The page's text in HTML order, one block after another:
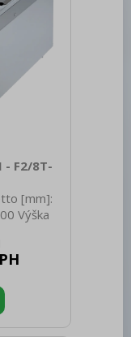
- F2/8T-
[mm]:
Výška
[mm]:
[kW]:
plamen